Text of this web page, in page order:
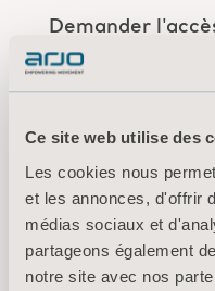
Ce site web utilise des
Les cookies nous
et les annonces, d'offrir
médias sociaux et
partageons également
notre site avec nos
Demander
de connexion
Conditions d’utilisation
Politique de
Mentions légales